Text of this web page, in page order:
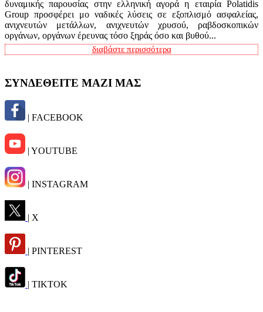
δυναμικής παρουσίας στην ελληνική αγορά η εταιρία Polatidis
Group προσφέρει μο ναδικές λύσεις σε εξοπλισμό ασφαλείας,
ανιχνευτών μετάλλων, ανιχνευτών χρυσού, ραβδοσκοπικών
οργάνων, οργάνων έρευνας τόσο ξηράς όσο και βυθού...
διαβάστε περισσότερα
ΣΥΝΔΕΘΕΙΤΕ ΜΑΖΙ ΜΑΣ
| FACEBOOK
| YOUTUBE
| INSTAGRAM
| X
| PINTEREST
| TIKTOK